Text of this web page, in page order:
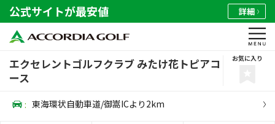
公式サイトが最安値 詳細
エクセレントゴルフクラブ みたけ花トピアコ
ース
お気に入り
: 東海環状自動車道/御嵩ICより2km